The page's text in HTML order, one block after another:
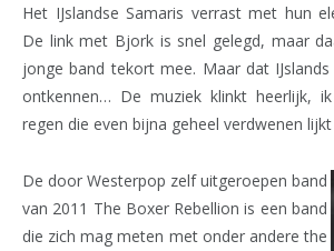
Het IJslandse Samaris verrast met hun
De link met Bjork is snel gelegd, maar
jonge band tekort mee. Maar dat
ontkennen… De muziek klinkt heerlijk,
regen die even bijna geheel verdwenen
De door Westerpop zelf uitgeroepen band
van 2011 The Boxer Rebellion is een band
die zich mag meten met onder andere the